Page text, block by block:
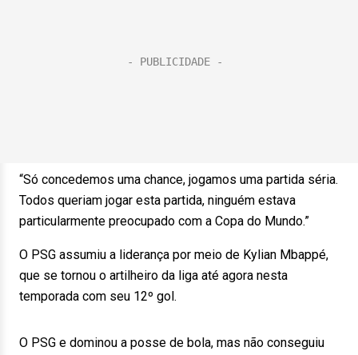
“Só concedemos uma chance, jogamos uma partida séria.
Todos queriam jogar esta partida, ninguém estava
particularmente preocupado com a Copa do Mundo.”
O PSG assumiu a liderança por meio de Kylian Mbappé,
que se tornou o artilheiro da liga até agora nesta
temporada com seu 12º gol.
O PSG e dominou a posse de bola, mas não conseguiu